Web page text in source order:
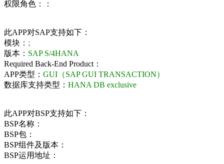
权限角色：：
此APP对SAP支持如下：
模块： ;
版本： SAP S/4HANA
Required Back-End Product：
APP类型： GUI（SAP GUI TRANSACTION）
数据库支持类型： HANA DB exclusive
此APP对BSP支持如下：
BSP名称：
BSP包：
BSP组件及版本：
BSP运用地址：